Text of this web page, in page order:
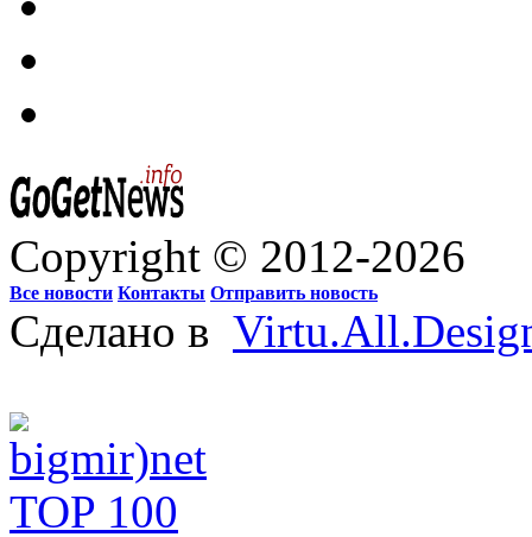
Copyright © 2012-2026
Все новости Контакты Отправить новость
Сделано в